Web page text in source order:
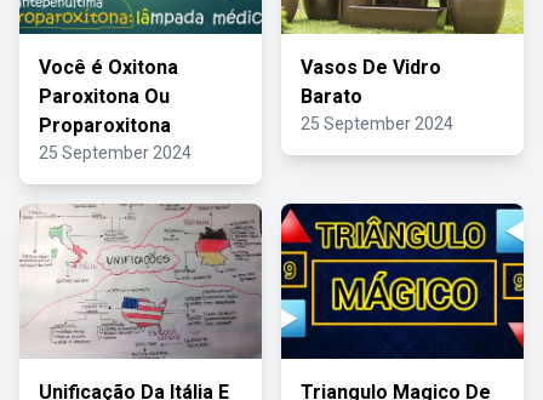
Você é Oxitona
Paroxitona Ou
Proparoxitona
25 September 2024
Vasos De Vidro
Barato
25 September 2024
Unificação Da Itália E Triangulo Magico De